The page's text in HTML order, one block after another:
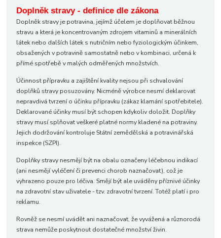
Doplněk stravy - definice dle zákona
Doplněk stravy je potravina, jejímž účelem je doplňovat běžnou
stravu a která je koncentrovaným zdrojem vitaminů a minerálních
látek nebo dalších látek s nutričním nebo fyziologickým účinkem,
obsažených v potravině samostatně nebo v kombinaci, určená k
přímé spotřebě v malých odměřených množstvích.
Účinnost přípravku a zajištění kvality nejsou při schvalování
doplňků stravy posuzovány. Nicméně výrobce nesmí deklarovat
nepravdivá tvrzení o účinku přípravku (zákaz klamání spotřebitele).
Deklarované účinky musí být schopen kdykoliv doložit. Doplňky
stravy musí splňovat veškeré platné normy kladené na potraviny.
Jejich dodržování kontroluje Státní zemědělská a potravinářská
inspekce (SZPI).
Doplňky stravy nesmějí být na obalu označeny léčebnou indikací
(ani nesmějí vyléčení či prevenci chorob naznačovat), což je
vyhrazeno pouze pro léčiva. Smějí být ale uváděny příznivé účinky
na zdravotní stav uživatele - tzv. zdravotní tvrzení. Totéž platí i pro
reklamu.
Rovněž se nesmí uvádět ani naznačovat, že vyvážená a různorodá
strava nemůže poskytnout dostatečné množství živin.